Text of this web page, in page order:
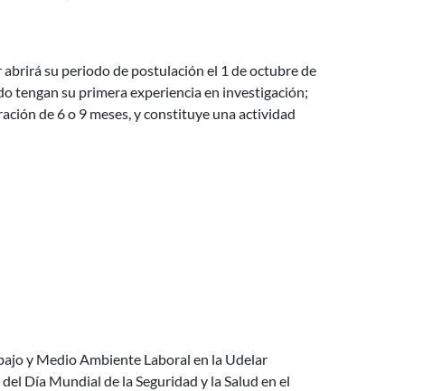
su periodo de postulación el 1 de octubre de
tengan su primera experiencia en investigación;
de 6 o 9 meses, y constituye una actividad
en el Trabajo
y Medio Ambiente Laboral en la Udelar
Día Mundial de la Seguridad y la Salud en el